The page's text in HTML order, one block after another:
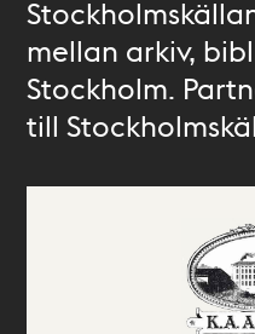
mellan arkiv,
Stockholm.
till